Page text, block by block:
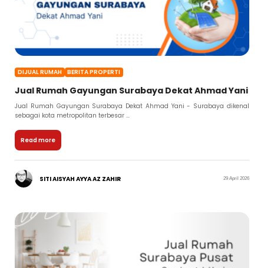
DIJUAL RUMAH BERITA PROPERTI
Jual Rumah Gayungan Surabaya Dekat Ahmad Yani
Jual Rumah Gayungan Surabaya Dekat Ahmad Yani - Surabaya dikenal
sebagai kota metropolitan terbesar ...
Read more
SITI AISYAH AYYA AZ ZAHIR 29 April 2026